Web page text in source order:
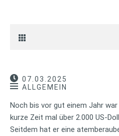
07.03.2025
ALLGEMEIN
Noch bis vor gut einem Jahr
kurze Zeit mal über 2.000 US-
Seitdem hat er eine